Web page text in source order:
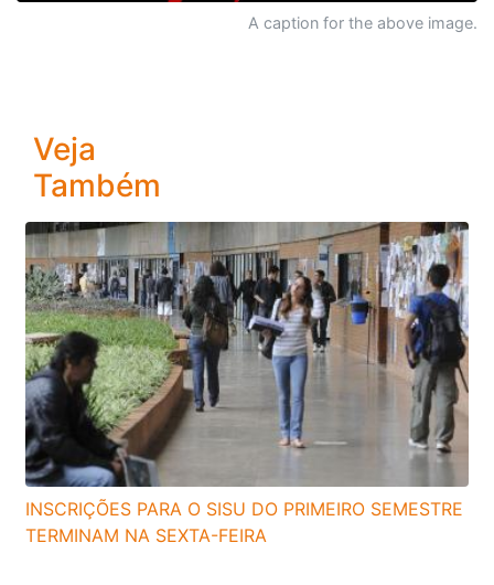
A caption for the above image.
Veja
Também
INSCRIÇÕES PARA O SISU DO PRIMEIRO SEMESTRE
TERMINAM NA SEXTA-FEIRA